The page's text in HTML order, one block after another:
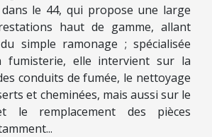
le 44, qui propose une large
haut de gamme, allant
simple ramonage ; spécialisée
fumisterie, elle intervient sur la
conduits de fumée, le nettoyage
et cheminées, mais aussi sur le
le remplacement des pièces